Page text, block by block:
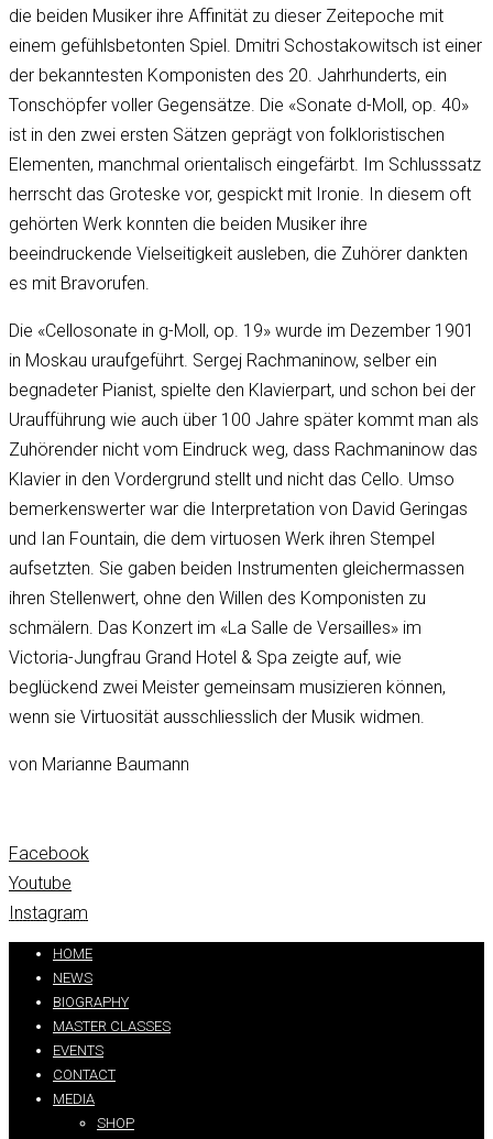
die beiden Musiker ihre Affinität zu dieser Zeitepoche mit
einem gefühlsbetonten Spiel. Dmitri Schostakowitsch ist einer
der bekanntesten Komponisten des 20. Jahrhunderts, ein
Tonschöpfer voller Gegensätze. Die «Sonate d-Moll, op. 40»
ist in den zwei ersten Sätzen geprägt von folkloristischen
Elementen, manchmal orientalisch eingefärbt. Im Schlusssatz
herrscht das Groteske vor, gespickt mit Ironie. In diesem oft
gehörten Werk konnten die beiden Musiker ihre
beeindruckende Vielseitigkeit ausleben, die Zuhörer dankten
es mit Bravorufen.
Die «Cellosonate in g-Moll, op. 19» wurde im Dezember 1901
in Moskau uraufgeführt. Sergej Rachmaninow, selber ein
begnadeter Pianist, spielte den Klavierpart, und schon bei der
Uraufführung wie auch über 100 Jahre später kommt man als
Zuhörender nicht vom Eindruck weg, dass Rachmaninow das
Klavier in den Vordergrund stellt und nicht das Cello. Umso
bemerkenswerter war die Interpretation von David Geringas
und Ian Fountain, die dem virtuosen Werk ihren Stempel
aufsetzten. Sie gaben beiden Instrumenten gleichermassen
ihren Stellenwert, ohne den Willen des Komponisten zu
schmälern. Das Konzert im «La Salle de Versailles» im
Victoria-Jungfrau Grand Hotel & Spa zeigte auf, wie
beglückend zwei Meister gemeinsam musizieren können,
wenn sie Virtuosität ausschliesslich der Musik widmen.
von Marianne Baumann
Facebook
Youtube
Instagram
HOME
NEWS
BIOGRAPHY
MASTER CLASSES
EVENTS
CONTACT
MEDIA
SHOP
Partners:handtextai.com